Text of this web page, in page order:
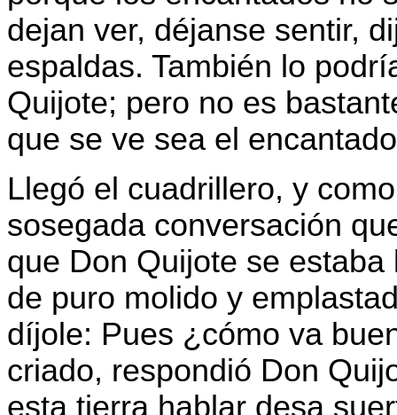
dejan ver, déjanse sentir,
espaldas. También lo
Quijote; pero no es
que se ve sea el
Llegó el cuadrillero, y
sosegada conversación
que Don Quijote se
de puro molido y
díjole: Pues ¿cómo va
criado, respondió Don
esta tierra hablar desa